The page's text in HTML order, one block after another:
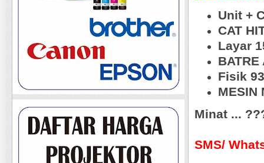
Unit +
CAT
Layar
BATRE
Fisik
MESIN
Minat ...
SMS/